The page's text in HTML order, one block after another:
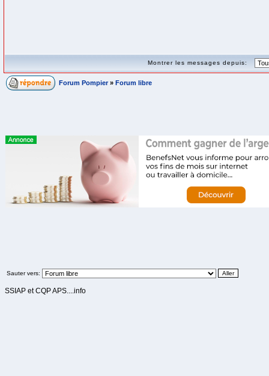
Montrer les messages depuis:
Forum Pompier » Forum libre
Sauter vers:
SSIAP et CQP APS....info